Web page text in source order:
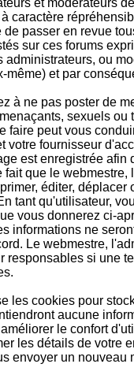
et modérateurs
à caractère
passer en revue
sur ces forums
administrateurs, ou
même) et par
à ne pas poster de
sexuels
faire peut vous
votre fournisseur
est enregistrée afin
fait que le
éditer,
tant qu'utilisateur,
vous donnerez ci-
informations ne
Le webmestre,
responsables si une
les cookies pour
aucune
le confort
les détails de votre
envoyer un nouveau